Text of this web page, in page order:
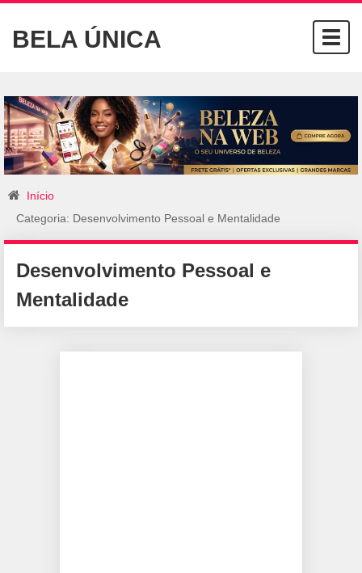
BELA ÚNICA
Início
Categoria: Desenvolvimento Pessoal e Mentalidade
Desenvolvimento Pessoal e
Mentalidade